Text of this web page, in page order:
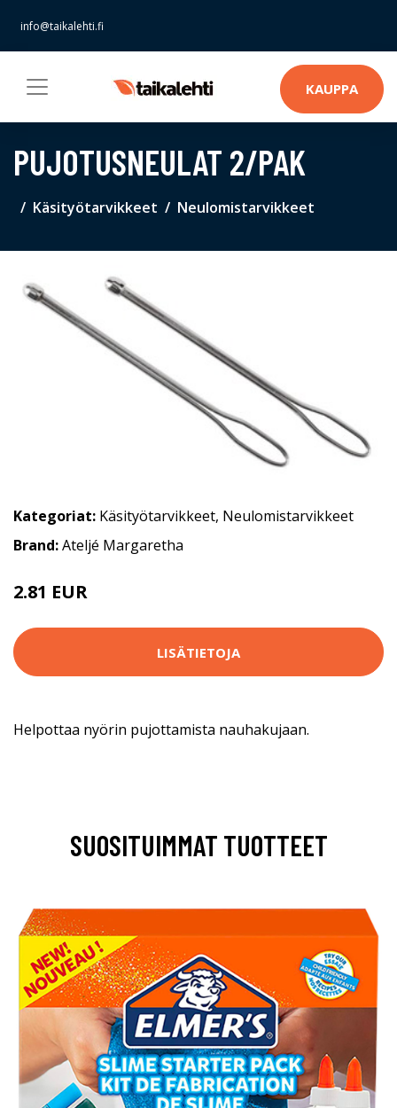
info@taikalehti.fi
KAUPPA
PUJOTUSNEULAT 2/PAK
Käsityötarvikkeet Neulomistarvikkeet
Kategoriat: Käsityötarvikkeet, Neulomistarvikkeet
Brand:Ateljé Margaretha
2.81 EUR
LISÄTIETOJA
Helpottaa nyörin pujottamista nauhakujaan.
SUOSITUIMMAT TUOTTEET